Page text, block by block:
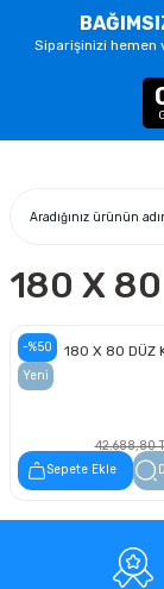
Siparişinizi hemen
180 X
-%50
Yeni
180 X 80 DÜZ
42.688,80
21.344,40
Sepete Ekle